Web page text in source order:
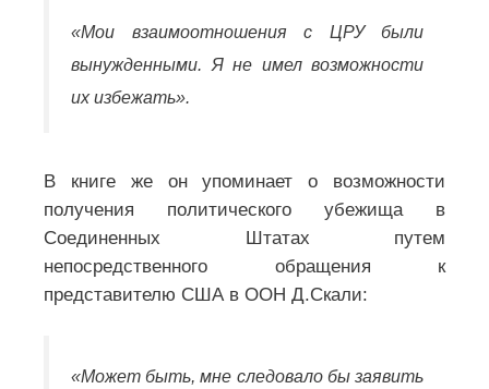
«Мои взаимоотношения с ЦРУ были
вынужденными. Я не имел возможности
их избежать».
В книге же он упоминает о возможности
получения политического убежища в
Соединенных Штатах путем
непосредственного обращения к
представителю США в ООН Д.Скали:
«Может быть, мне следовало бы заявить